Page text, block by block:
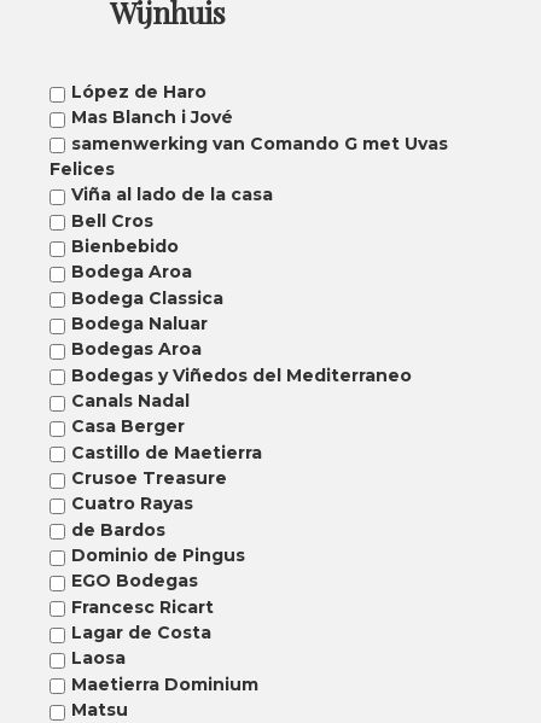
Wijnhuis
López de Haro
Mas Blanch i Jové
samenwerking van Comando G met Uvas
Felices
Viña al lado de la casa
Bell Cros
Bienbebido
Bodega Aroa
Bodega Classica
Bodega Naluar
Bodegas Aroa
Bodegas y Viñedos del Mediterraneo
Canals Nadal
Casa Berger
Castillo de Maetierra
Crusoe Treasure
Cuatro Rayas
de Bardos
Dominio de Pingus
EGO Bodegas
Francesc Ricart
Lagar de Costa
Laosa
Maetierra Dominium
Matsu